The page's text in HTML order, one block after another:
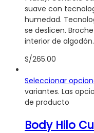
suave con
humedad.
se deslicen.
interior de algodón.
S/265.00
Seleccionar
variantes. Las
de producto
Body Hilo